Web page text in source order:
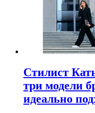
Стилист
три модели
идеально